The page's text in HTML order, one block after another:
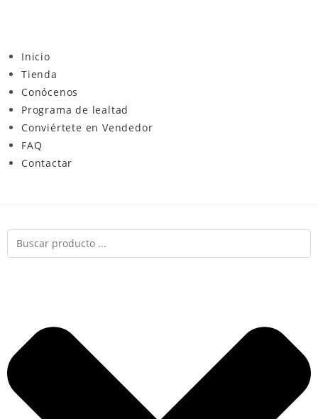
Inicio
Tienda
Conócenos
Programa de lealtad
Conviértete en Vendedor
FAQ
Contactar